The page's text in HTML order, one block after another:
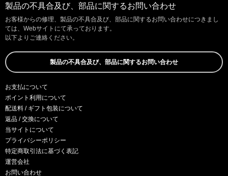
製品の不具合及び、部品に関するお問い合わせ
お客様からの修理、製品の不具合及び、部品に関するお問い合わせにつきまし
ては、Webサイトにて承っております。
以下よりご連絡ください。
製品の不具合及び、部品に関するお問い合わせ
お支払について
ポイント利用について
配送料 / ギフト包装について
返品 / 交換について
当サイトについて
プライバシーポリシー
特定商取引法に基づく表記
運営会社
お問い合わせ